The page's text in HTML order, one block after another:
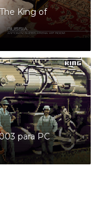
King of
para PC